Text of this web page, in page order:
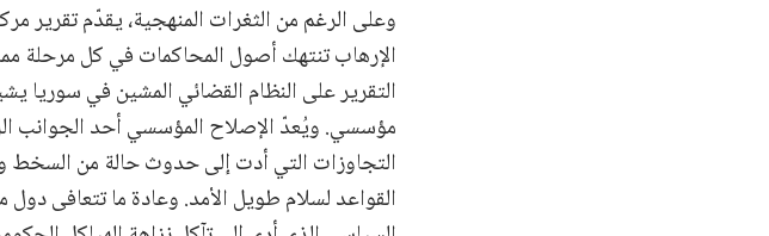
وعلى الرغم من الثغرات المنهجية، يقدّم تقرير
الإرهاب تنتهك أصول المحاكمات في كل مرحلة
التقرير على النظام القضائي المشين في سوريا
مؤسسي. ويُعدّ الإصلاح المؤسسي أحد الجوانب
التجاوزات التي أدت إلى حدوث حالة من السخط
القواعد لسلام طويل الأمد. وعادة ما تتعافى